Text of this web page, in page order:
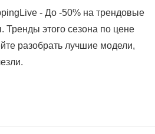
- До -50% на трендовые
Тренды этого сезона по цене
разобрать лучшие модели,